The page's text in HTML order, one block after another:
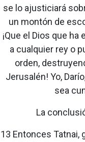
se lo ajusticiará
un montón de
¡Que el Dios que
a cualquier rey o
orden,
Jerusalén! Yo,
sea
La
13 Entonces Tatnai,